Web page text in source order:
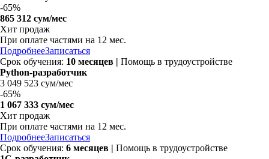
-65%
865 312 сум/мес
Хит продаж
При оплате частями на 12 мес.
ПодробнееЗаписаться
Срок обучения: 10 месяцев | Помощь в трудоустройстве
Python-разработчик
3 049 523 сум/мес
-65%
1 067 333 сум/мес
Хит продаж
При оплате частями на 12 мес.
ПодробнееЗаписаться
Срок обучения: 6 месяцев | Помощь в трудоустройстве